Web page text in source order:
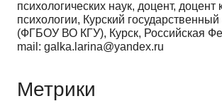
психологических наук, доцент,
психологии, Курский государственный
(ФГБОУ ВО КГУ), Курск, Российская
mail: galka.larina@yandex.ru
Метрики